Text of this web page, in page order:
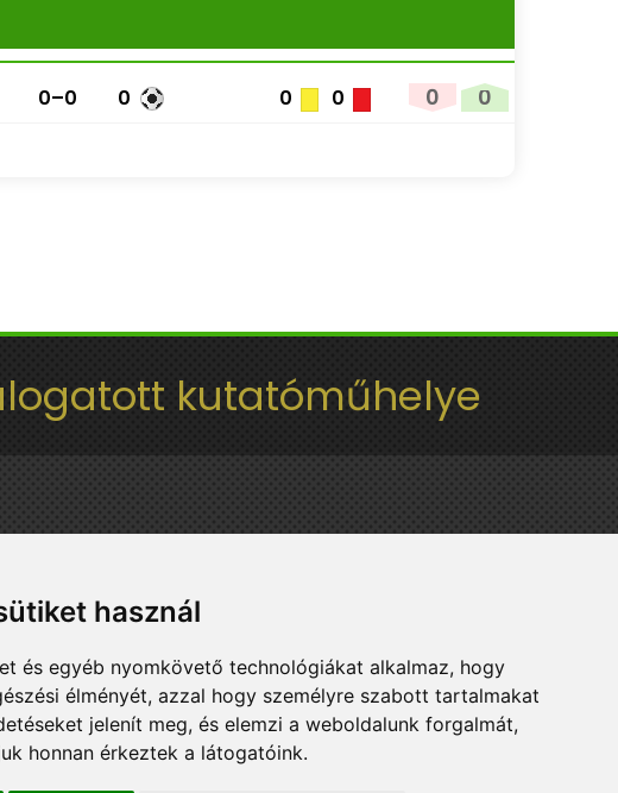
használ
és egyéb nyomkövető technológiákat alkalmaz, hogy
élményét, azzal hogy személyre szabott tartalmakat
jelenít meg, és elemzi a weboldalunk forgalmát,
honnan érkeztek a látogatóink.
0–0 0 0 0 0 0
kutatóműhelye